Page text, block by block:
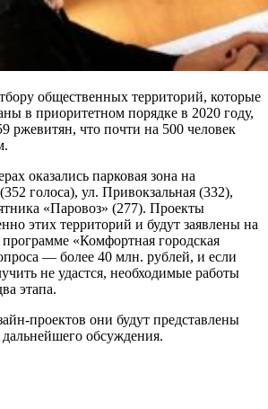
общественных территорий, которые
в приоритетном порядке в 2020 году,
ржевитян, что почти на 500 человек
оказались парковая зона на
голоса), ул. Привокзальная (332),
«Паровоз» (277). Проекты
этих территорий и будут заявлены на
программе «Комфортная городская
— более 40 млн. рублей, и если
не удастся, необходимые работы
этапа.
проектов они будут представлены
обсуждения.